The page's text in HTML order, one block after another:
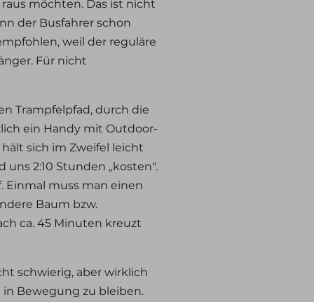
möchten. Das ist nicht
der Busfahrer schon
weil der reguläre
Für nicht
Trampfelpfad, durch die
ein Handy mit Outdoor-
sich im Zweifel leicht
2:10 Stunden „kosten".
Einmal muss man einen
Baum bzw.
ca. 45 Minuten kreuzt
schwierig, aber wirklich
Bewegung zu bleiben.